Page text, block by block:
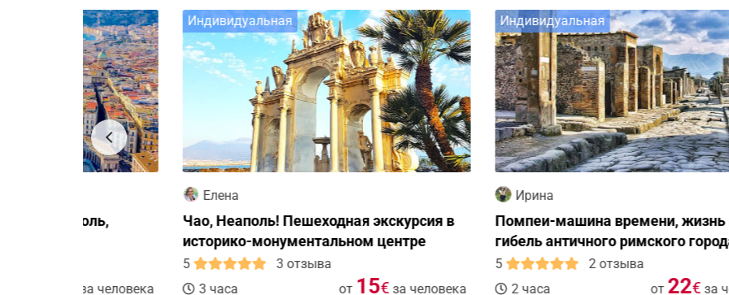
Индивидуальная
Чао, Неаполь! Пешеходная экскурсия в
историко-монументальном центре
3 отзыва
3 часа
за человека
Индивидуальная
Помпеи-машина времени, жизнь и
гибель античного римского города
2 отзыва
2 часа
за человека